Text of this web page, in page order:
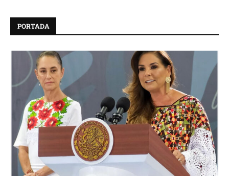
PORTADA